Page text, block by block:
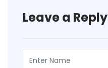
Leave a Reply